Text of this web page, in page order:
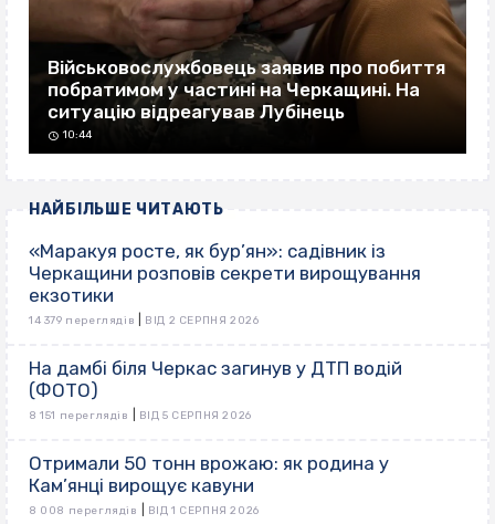
Військовослужбовець заявив про побиття
побратимом у частині на Черкащині. На
ситуацію відреагував Лубінець
10:44
НАЙБІЛЬШЕ ЧИТАЮТЬ
«Маракуя росте, як бур’ян»: садівник із
Черкащини розповів секрети вирощування
екзотики
14 379 переглядів ВІД 2 СЕРПНЯ 2026
На дамбі біля Черкас загинув у ДТП водій
(ФОТО)
8 151 переглядів ВІД 5 СЕРПНЯ 2026
Отримали 50 тонн врожаю: як родина у
Кам’янці вирощує кавуни
8 008 переглядів ВІД 1 СЕРПНЯ 2026